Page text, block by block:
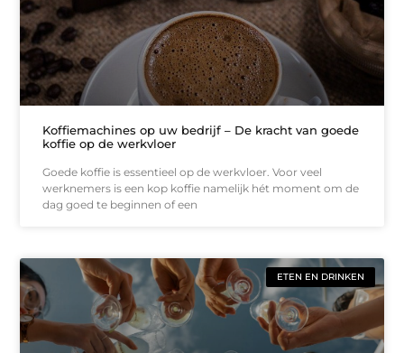
Koffiemachines op uw bedrijf – De kracht van goede
koffie op de werkvloer
Goede koffie is essentieel op de werkvloer. Voor veel
werknemers is een kop koffie namelijk hét moment om de
dag goed te beginnen of een
ETEN EN DRINKEN